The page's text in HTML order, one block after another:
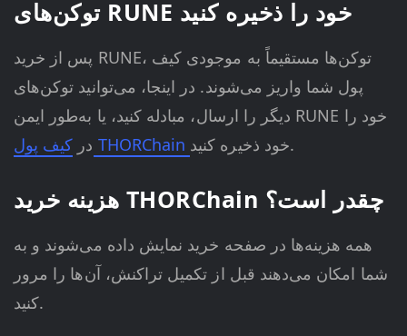
توکن‌های RUNE خود را ذخیره کنید
پس از خرید RUNE، توکن‌ها مستقیماً به موجودی کیف
پول شما واریز می‌شوند. در اینجا، می‌توانید توکن‌های
دیگر را ارسال، مبادله کنید، یا به‌طور ایمن RUNE خود را
در کیف پول THORChain خود ذخیره کنید.
هزینه خرید THORChain چقدر است؟
همه هزینه‌ها در صفحه خرید نمایش داده می‌شوند و به
شما امکان می‌دهند قبل از تکمیل تراکنش، آن‌ها را مرور
کنید.